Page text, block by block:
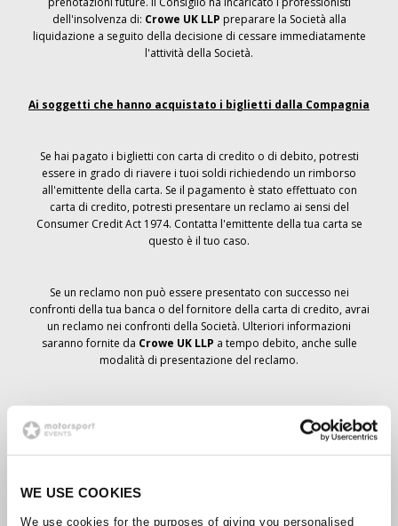
WE USE COOKIES
We use cookies for the purposes of giving you personalised
dell'insolvenza di: Crowe UK LLP preparare la Società alla
liquidazione a seguito della decisione di cessare immediatamente
l'attività della Società.
Ai soggetti che hanno acquistato i biglietti dalla Compagnia
Se hai pagato i biglietti con carta di credito o di debito, potresti
essere in grado di riavere i tuoi soldi richiedendo un rimborso
all'emittente della carta. Se il pagamento è stato effettuato con
carta di credito, potresti presentare un reclamo ai sensi del
Consumer Credit Act 1974. Contatta l'emittente della tua carta se
questo è il tuo caso.
Se un reclamo non può essere presentato con successo nei
confronti della tua banca o del fornitore della carta di credito, avrai
un reclamo nei confronti della Società. Ulteriori informazioni
saranno fornite da Crowe UK LLP a tempo debito, anche sulle
modalità di presentazione del reclamo.
del biglietto, la prenotazione non è stata cancellata e si prevede
che riceverai i biglietti ordinati a tempo debito. La direzione della